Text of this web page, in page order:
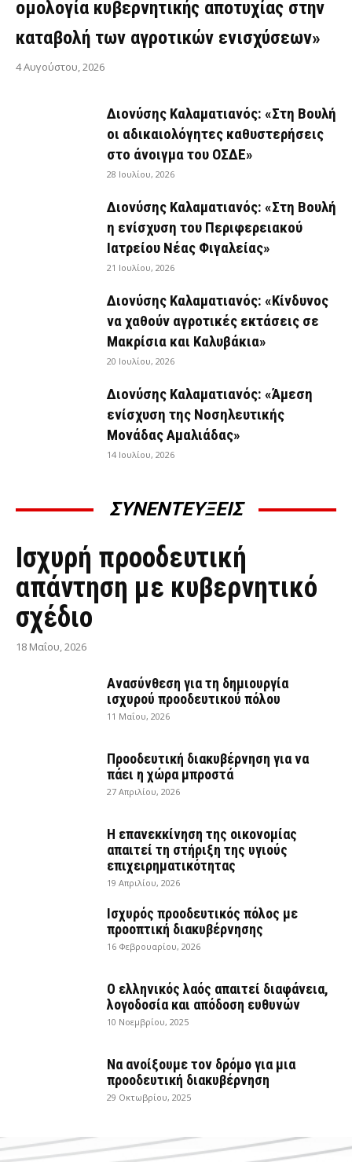
ομολογία κυβερνητικής αποτυχίας στην
καταβολή των αγροτικών ενισχύσεων»
4 Αυγούστου, 2026
Διονύσης Καλαματιανός: «Στη Βουλή
οι αδικαιολόγητες καθυστερήσεις
στο άνοιγμα του ΟΣΔΕ»
28 Ιουλίου, 2026
Διονύσης Καλαματιανός: «Στη Βουλή
η ενίσχυση του Περιφερειακού
Ιατρείου Νέας Φιγαλείας»
21 Ιουλίου, 2026
Διονύσης Καλαματιανός: «Κίνδυνος
να χαθούν αγροτικές εκτάσεις σε
Μακρίσια και Καλυβάκια»
20 Ιουλίου, 2026
Διονύσης Καλαματιανός: «Άμεση
ενίσχυση της Νοσηλευτικής
Μονάδας Αμαλιάδας»
14 Ιουλίου, 2026
ΣΥΝΕΝΤΕΥΞΕΙΣ
ΣΥΝΕΝΤΕΎΞΕΙΣ
Ισχυρή προοδευτική
απάντηση με κυβερνητικό
σχέδιο
18 Μαΐου, 2026
Ανασύνθεση για τη δημιουργία
ισχυρού προοδευτικού πόλου
11 Μαΐου, 2026
Προοδευτική διακυβέρνηση για να
πάει η χώρα μπροστά
27 Απριλίου, 2026
Η επανεκκίνηση της οικονομίας
απαιτεί τη στήριξη της υγιούς
επιχειρηματικότητας
19 Απριλίου, 2026
Ισχυρός προοδευτικός πόλος με
προοπτική διακυβέρνησης
16 Φεβρουαρίου, 2026
Ο ελληνικός λαός απαιτεί διαφάνεια,
λογοδοσία και απόδοση ευθυνών
10 Νοεμβρίου, 2025
Να ανοίξουμε τον δρόμο για μια
προοδευτική διακυβέρνηση
29 Οκτωβρίου, 2025